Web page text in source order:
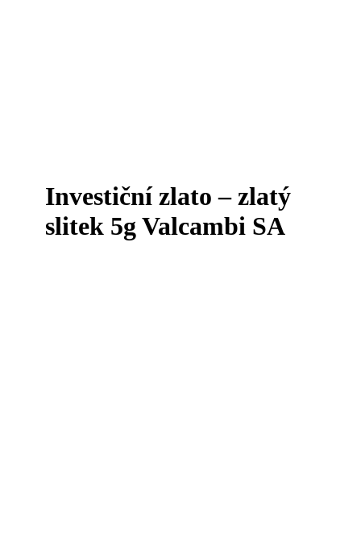
Investiční zlato – zlatý
slitek 5g Valcambi SA